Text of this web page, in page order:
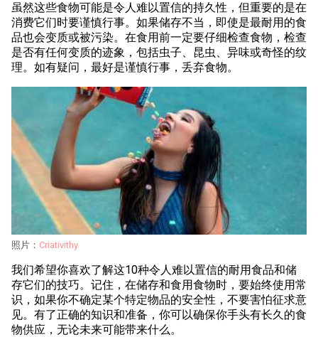
虽然这些食物可能是令人难以置信的持久性，但重要的是在
消费它们时要谨慎行事。如果储存不当，即使是最耐用的食
品也会变质或被污染。在食用前一定要仔细检查食物，检查
是否有任何变质的迹象，包括虫子、昆虫、异味或奇怪的纹
理。如有疑问，最好是谨慎行事，丢弃食物。
照片： Criativithy
我们希望你喜欢了解这10种令人难以置信的耐用食品和储
存它们的技巧。记住，在储存和食用食物时，要始终使用常
识，如果你不确定某个特定物品的安全性，不要害怕征求意
见。有了正确的知识和准备，你可以确保你手头有长久的食
物供应，无论未来可能带来什么。